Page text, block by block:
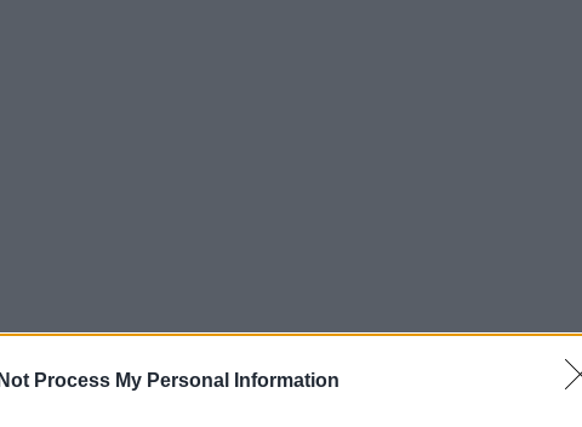
Process My Personal Information